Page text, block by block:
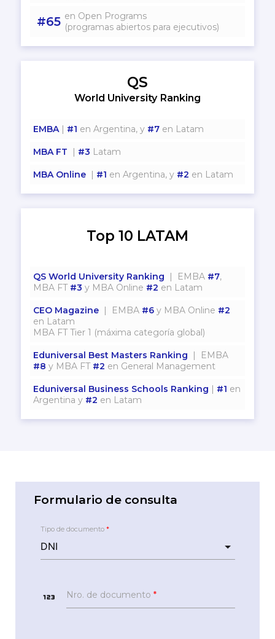
#65 en Open Programs
(programas abiertos para ejecutivos)
QS
World University Ranking
EMBA| #1 en Argentina, y #7en Latam
MBA FT | #3 Latam
MBA Online | #1 en Argentina, y #2 en Latam
Top 10 LATAM
QS World University Ranking | EMBA #7,
MBA FT #3 y MBA Online #2 en Latam
CEO Magazine | EMBA #6y MBA Online #2
en Latam
MBA FT Tier 1 (máxima categoría global)
Eduniversal Best Masters Ranking
| EMBA
#8 y MBA FT #2 en General Management
Eduniversal Business Schools Ranking | #1 en
Argentina y #2 en Latam
Formulario de consulta
Tipo de documento *
123 Nro. de documento *